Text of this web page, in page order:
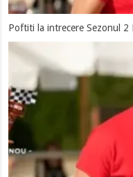
Poftiti la intrecere Sezonul